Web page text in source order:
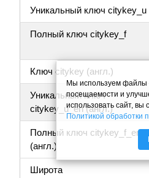
Уникальный ключ citykey_u
Полный ключ citykey_f
Ключ citykey (англ.)
Уникальный ключ
citykey_u_en (англ.)
Полный ключ citykey_f_en
(англ.)
Широта
Мы используем файлы
посещаемости и
использовать сайт, вы
Политикой обработки